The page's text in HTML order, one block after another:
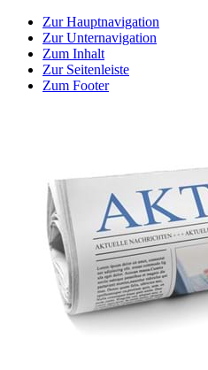
Zur Hauptnavigation
Zur Unternavigation
Zum Inhalt
Zur Seitenleiste
Zum Footer